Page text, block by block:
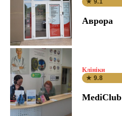
Аврора
Клініки
★ 9.8
MediClub